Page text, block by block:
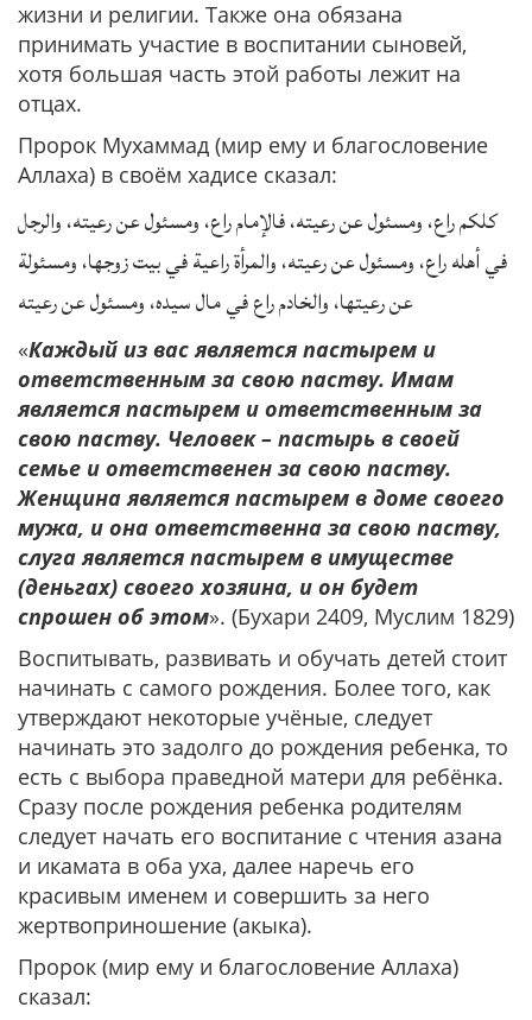
жизни и религии. Также она обязана
принимать участие в воспитании сыновей,
хотя большая часть этой работы лежит на
отцах.
Пророк Мухаммад (мир ему и благословение
Аллаха) в своём хадисе сказал:
كلكم راع، ومسئول عن رعيته، فالإمام راع، ومسئول عن رعيته، والرجل
في أهله راع، ومسئول عن رعيته، والمرأة راعية في بيت زوجها، ومسئولة
عن رعيتها، والخادم راع في مال سيده، ومسئول عن رعيته
«Каждый из вас является пастырем и
ответственным за свою паству. Имам
является пастырем и ответственным за
свою паству. Человек – пастырь в своей
семье и ответственен за свою паству.
Женщина является пастырем в доме своего
мужа, и она ответственна за свою паству,
слуга является пастырем в имуществе
(деньгах) своего хозяина, и он будет
спрошен об этом». (Бухари 2409, Муслим 1829)
Воспитывать, развивать и обучать детей стоит
начинать с самого рождения. Более того, как
утверждают некоторые учёные, следует
начинать это задолго до рождения ребенка, то
есть с выбора праведной матери для ребёнка.
Сразу после рождения ребенка родителям
следует начать его воспитание с чтения азана
и икамата в оба уха, далее наречь его
красивым именем и совершить за него
жертвоприношение (акыка).
Пророк (мир ему и благословение Аллаха)
сказал: